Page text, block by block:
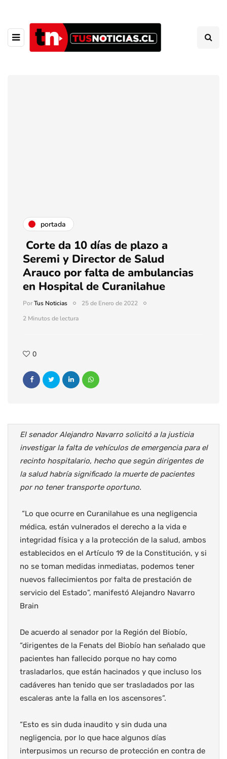
portada
Corte da 10 días de plazo a
Seremi y Director de Salud
Arauco por falta de ambulancias
en Hospital de Curanilahue
PorTus Noticias
25 de Enero de 2022
2 Minutos de lectura
0
El senador Alejandro Navarro solicitó a la justicia
investigar la falta de vehículos de emergencia para el
recinto hospitalario, hecho que según dirigentes de
la salud habría significado la muerte de pacientes
por no tener transporte oportuno.
“Lo que ocurre en Curanilahue es una negligencia
médica, están vulnerados el derecho a la vida e
integridad física y a la protección de la salud, ambos
establecidos en el Artículo 19 de la Constitución, y si
no se toman medidas inmediatas, podemos tener
nuevos fallecimientos por falta de prestación de
servicio del Estado”, manifestó Alejandro Navarro
Brain
De acuerdo al senador por la Región del Biobío,
“dirigentes de la Fenats del Biobío han señalado que
pacientes han fallecido porque no hay como
trasladarlos, que están hacinados y que incluso los
cadáveres han tenido que ser trasladados por las
escaleras ante la falla en los ascensores”.
“Esto es sin duda inaudito y sin duda una
negligencia, por lo que hace algunos días
interpusimos un recurso de protección en contra de